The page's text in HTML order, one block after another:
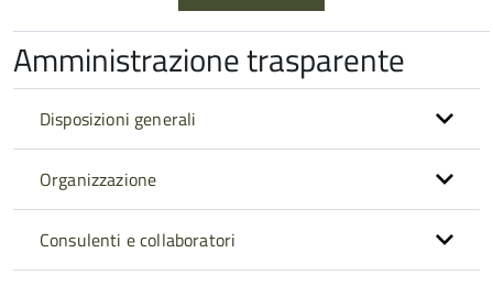
Amministrazione trasparente
Disposizioni generali
Organizzazione
Consulenti e collaboratori